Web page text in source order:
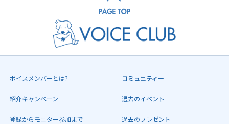
ボイスメンバーとは?
紹介キャンペーン
登録からモニター参加まで
コミュニティー
過去のイベント
過去のプレゼント